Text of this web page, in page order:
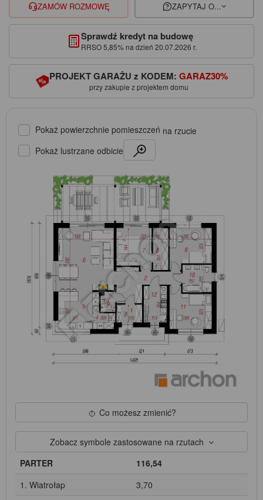
ZAMÓW ROZMOWĘ ZAPYTAJ O...
Sprawdź kredyt na budowę
RRSO 5,85% na dzień 20.07.2026 r.
PROJEKT GARAŻU z KODEM: GARAZ30%
przy zakupie z projektem domu
Pokaż powierzchnie pomieszczeń na rzucie
Pokaż lustrzane odbicie
Co możesz zmienić?
Zobacz symbole zastosowane na rzutach
PARTER
116,54
1. Wiatrołap
3,70